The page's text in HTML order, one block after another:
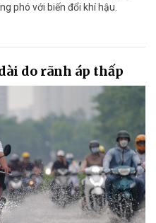
phó với biến đổi khí hậu.
do rãnh áp thấp